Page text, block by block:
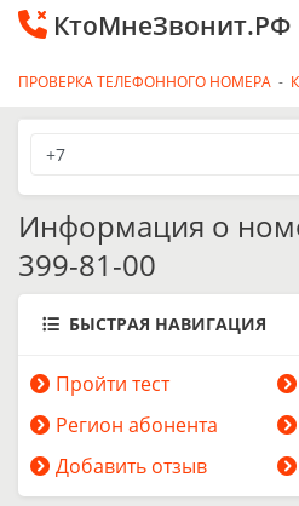
КтоМнеЗвонит.РФ
ПРОВЕРКА ТЕЛЕФОННОГО НОМЕРА -
Информация о
399-81-00
БЫСТРАЯ НАВИГАЦИЯ
Пройти тест
Регион абонента
Добавить отзыв